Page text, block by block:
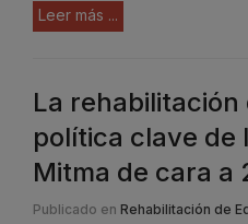
Leer más ...
La rehabilitación
política clave de
Mitma de cara a
Publicado en Rehabilitación de